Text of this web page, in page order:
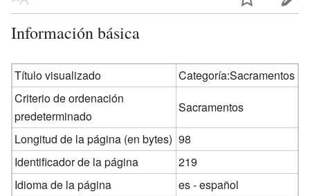
Información básica
Título visualizado
Categoría:Sacramentos
Criterio de ordenación
predeterminado
Sacramentos
Longitud de la página (en bytes) 98
Identificador de la página
219
Idioma de la página
es - español